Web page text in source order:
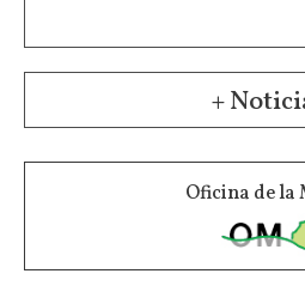
+
Oficina de la